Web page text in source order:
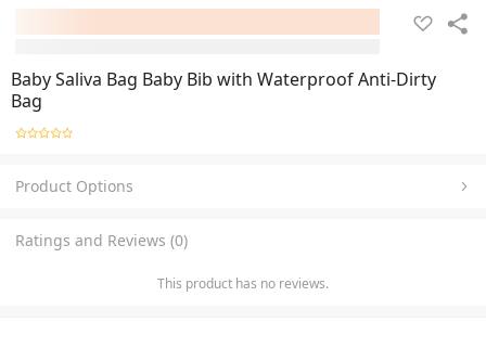
Baby Saliva Bag Baby Bib with Waterproof Anti-Dirty
Bag
Product Options
Ratings and Reviews (0)
This product has no reviews.